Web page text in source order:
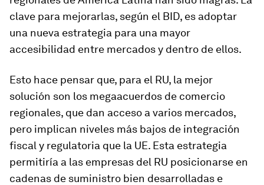
clave para mejorarlas, según el BID, es adoptar
una nueva estrategia para una mayor
accesibilidad entre mercados y dentro de ellos.
Esto hace pensar que, para el RU, la mejor
solución son los megaacuerdos de comercio
regionales, que dan acceso a varios mercados,
pero implican niveles más bajos de integración
fiscal y regulatoria que la UE. Esta estrategia
permitiría a las empresas del RU posicionarse en
cadenas de suministro bien desarrolladas e